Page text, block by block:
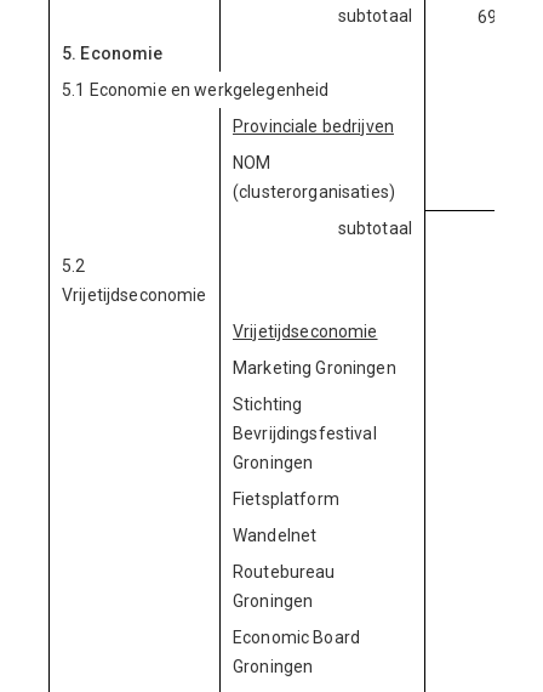
subtotaal
5. Economie
5.1 Economie en werkgelegenheid
Provinciale bedrijven
NOM
(clusterorganisaties)
subtotaal
5.2
Vrijetijdseconomie
Vrijetijdseconomie
Marketing Groningen
Stichting
Bevrijdingsfestival
Groningen
Fietsplatform
Wandelnet
Routebureau
Groningen
Economic Board
Groningen